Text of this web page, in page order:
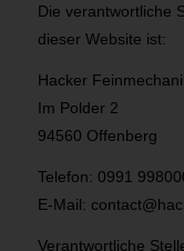
Die verantwortliche
dieser Website ist:
Hacker
Im Polder 2
94560 Offenberg
Telefon: 0991
E-Mail:
Verantwortliche